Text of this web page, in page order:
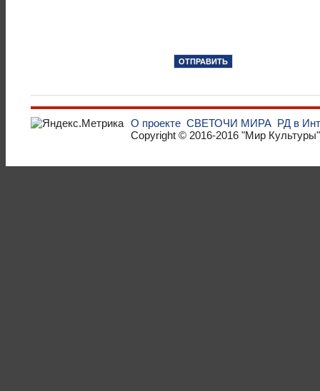
О проекте СВЕТОЧИ МИРА РД в
Copyright © 2016-2016 "Мир Культуры"